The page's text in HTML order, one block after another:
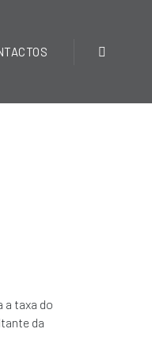
a taxa do
da